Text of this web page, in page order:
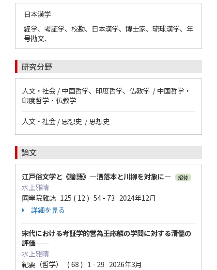
日本漢学
経学、考証学、校勘、日本漢学、博士家、琉球漢学、年
号勘文、
研究分野
人文・社会 / 中国哲学、印度哲学、仏教学 / 中国哲学・
印度哲学・仏教学
人文・社会 / 思想史 / 思想史
論文
江戸俗文学と《論語》―洒落本と川柳を対象に― 招待
水上雅晴
國學院雜誌 125 ( 12 ) 54 - 73 2024年12月
詳細を見る
宋代における考証学的営為――王応麟の学問に対する清儒の
評価――
水上雅晴
紀要（哲学） ( 68 ) 1 - 29 2026年3月